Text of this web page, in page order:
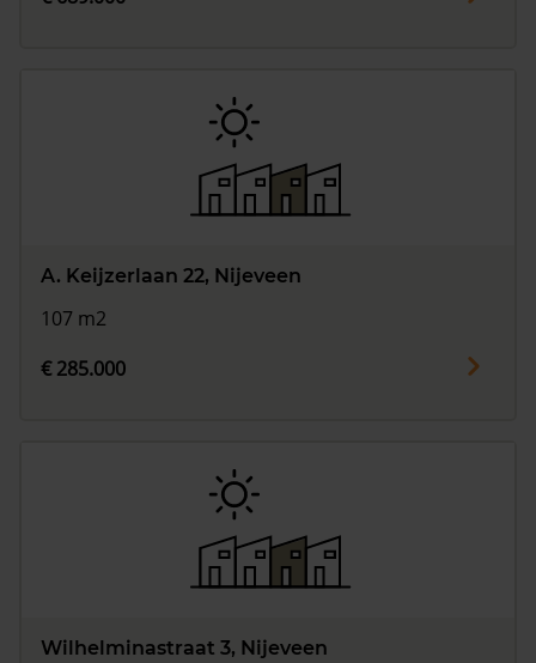
A. Keijzerlaan 22, Nijeveen
107 m2
€ 285.000
Wilhelminastraat 3, Nijeveen